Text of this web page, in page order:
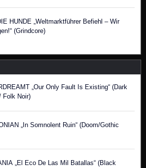
HUNDE „Weltmarktführer Befiehl – Wir
(Grindcore)
„Our Only Fault Is Existing“ (Dark
Folk Noir)
„In Somnolent Ruin“ (Doom/Gothic
„El Eco De Las Mil Batallas“ (Black